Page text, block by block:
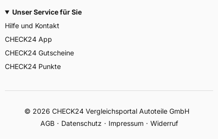
Unser Service für Sie
Hilfe und Kontakt
CHECK24 App
CHECK24 Gutscheine
CHECK24 Punkte
© 2026 CHECK24 Vergleichsportal Autoteile GmbH
AGB
Datenschutz Impressum Widerruf